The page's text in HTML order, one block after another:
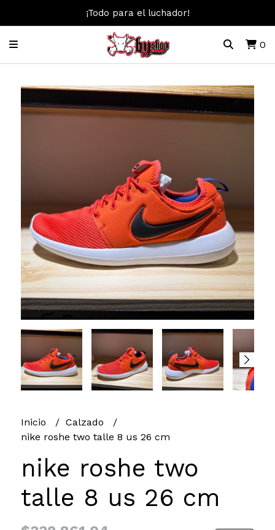
¡Todo para el luchador!
0
Inicio
Calzado
nike roshe two talle 8 us 26 cm
nike roshe two
talle 8 us 26 cm